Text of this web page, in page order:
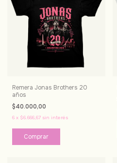
Remera Jonas Brothers 20
años
$40.000,00
6 x $6.666,67 sin interés
Comprar